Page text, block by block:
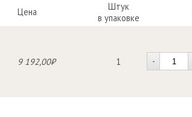
Цена
Штук
в упаковке
9 192,00₽ 1 -